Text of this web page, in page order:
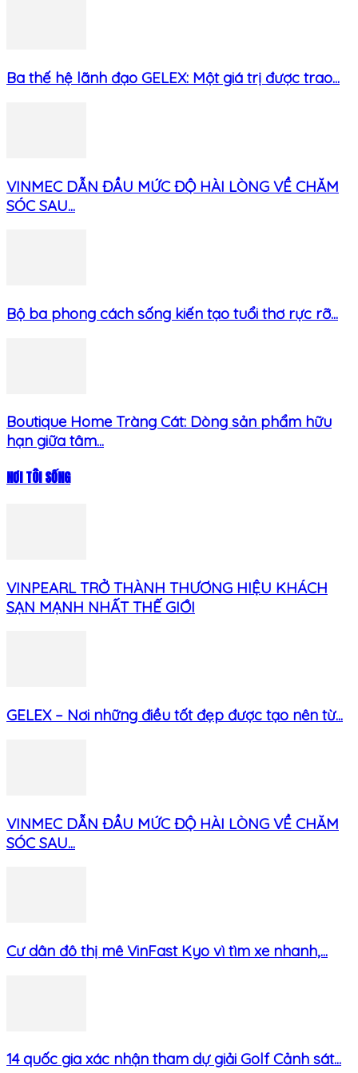
Ba thế hệ lãnh đạo GELEX: Một giá trị được trao...
VINMEC DẪN ĐẦU MỨC ĐỘ HÀI LÒNG VỀ CHĂM
SÓC SAU...
Bộ ba phong cách sống kiến tạo tuổi thơ rực rỡ...
Boutique Home Tràng Cát: Dòng sản phẩm hữu
hạn giữa tâm...
NƠI TÔI SỐNG
VINPEARL TRỞ THÀNH THƯƠNG HIỆU KHÁCH
SẠN MẠNH NHẤT THẾ GIỚI
GELEX – Nơi những điều tốt đẹp được tạo nên từ...
VINMEC DẪN ĐẦU MỨC ĐỘ HÀI LÒNG VỀ CHĂM
SÓC SAU...
Cư dân đô thị mê VinFast Kyo vì tìm xe nhanh,...
14 quốc gia xác nhận tham dự giải Golf Cảnh sát...